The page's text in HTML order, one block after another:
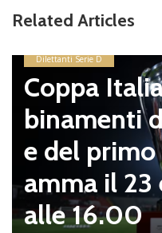
Related Articles
Dilettanti Serie D
Coppa
binamenti
e del
amma il
alle 16.00